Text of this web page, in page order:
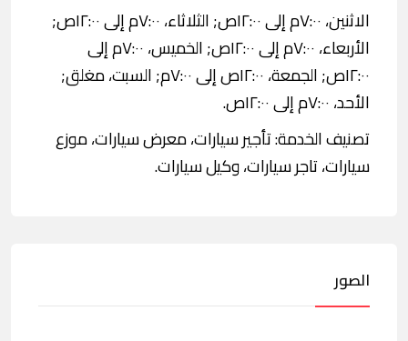
الاثنين، ٧:٠٠م إلى ١٢:٠٠ص; الثلاثاء، ٧:٠٠م إلى ١٢:٠٠ص;
الأربعاء، ٧:٠٠م إلى ١٢:٠٠ص; الخميس، ٧:٠٠م إلى
١٢:٠٠ص; الجمعة، ١٢:٠٠ص إلى ٧:٠٠م; السبت، مغلق;
الأحد، ٧:٠٠م إلى ١٢:٠٠ص.
تصنيف الخدمة: تأجير سيارات، معرض سيارات، موزع
سيارات، تاجر سيارات، وكيل سيارات.
الصور